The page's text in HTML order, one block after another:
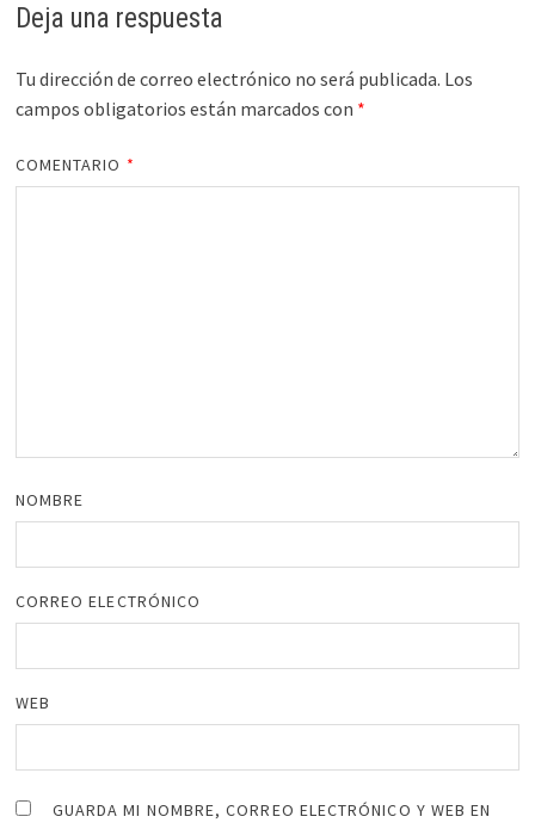
Deja una respuesta
Tu dirección de correo electrónico no será publicada. Los
campos obligatorios están marcados con *
COMENTARIO *
NOMBRE
CORREO ELECTRÓNICO
WEB
GUARDA MI NOMBRE, CORREO ELECTRÓNICO Y WEB EN